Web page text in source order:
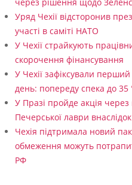
Уряд Чехії відсторонив
участі в саміті НАТО
У Чехії страйкують
скорочення фінансування
У Чехії зафіксували
день: попереду спека до 35
У Празі пройде акція
Печерської лаври
Чехія підтримала новий
обмеження можуть
РФ